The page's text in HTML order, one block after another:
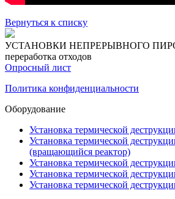
Вернуться к списку
УСТАНОВКИ НЕПРЕРЫВНОГО
переработка отходов
Опросный лист
Политика конфиденциальности
Оборудование
Установка термической
Установка термической
(вращающийся реактор)
Установка термической
Установка термической
Установка термической